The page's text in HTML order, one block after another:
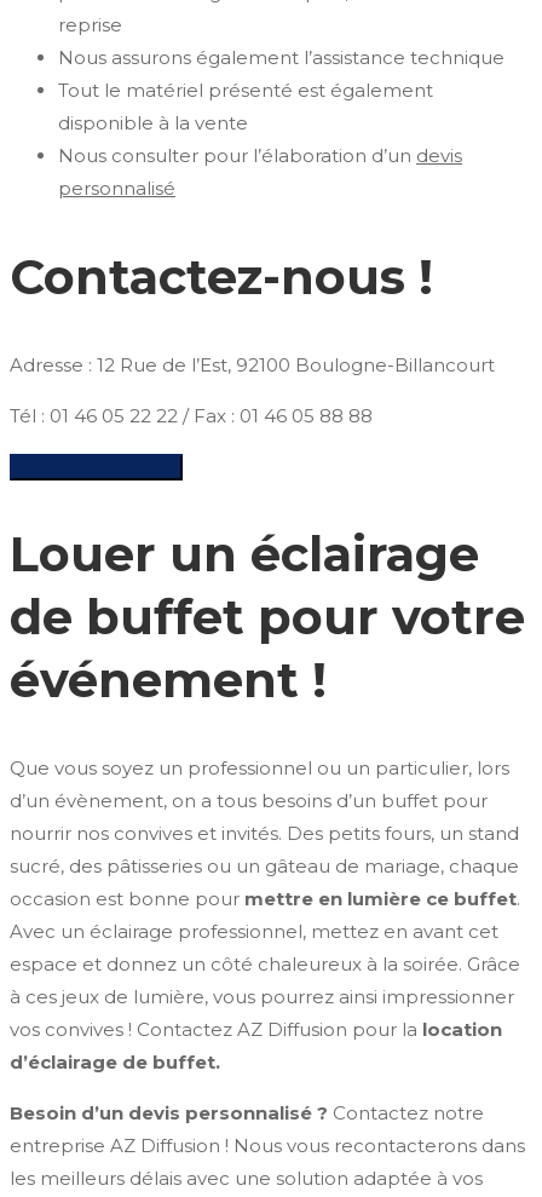
reprise
Nous assurons également l’assistance technique
Tout le matériel présenté est également
disponible à la vente
Nous consulter pour l’élaboration d’un devis
personnalisé
Contactez-nous !
Adresse : 12 Rue de l’Est, 92100 Boulogne-Billancourt
Tél : 01 46 05 22 22 / Fax : 01 46 05 88 88
Louer un éclairage
de buffet pour votre
événement !
Que vous soyez un professionnel ou un particulier, lors
d’un évènement, on a tous besoins d’un buffet pour
nourrir nos convives et invités. Des petits fours, un stand
sucré, des pâtisseries ou un gâteau de mariage, chaque
occasion est bonne pour mettre en lumière ce buffet.
Avec un éclairage professionnel, mettez en avant cet
espace et donnez un côté chaleureux à la soirée. Grâce
à ces jeux de lumière, vous pourrez ainsi impressionner
vos convives ! Contactez AZ Diffusion pour la location
d’éclairage de buffet.
Besoin d’un devis personnalisé ? Contactez notre
entreprise AZ Diffusion ! Nous vous recontacterons dans
les meilleurs délais avec une solution adaptée à vos